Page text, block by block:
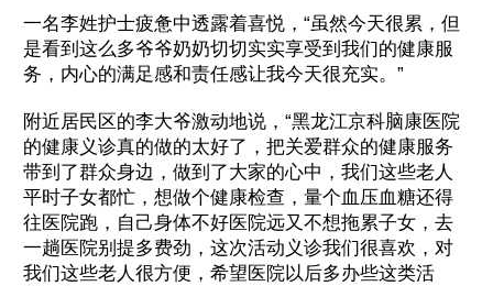
一名李姓护士疲惫中透露着喜悦，“虽然今天很累，但
是看到这么多爷爷奶奶切切实实享受到我们的健康服
务，内心的满足感和责任感让我今天很充实。”
附近居民区的李大爷激动地说，“黑龙江京科脑康医院
的健康义诊真的做的太好了，把关爱群众的健康服务
带到了群众身边，做到了大家的心中，我们这些老人
平时子女都忙，想做个健康检查，量个血压血糖还得
往医院跑，自己身体不好医院远又不想拖累子女，去
一趟医院别提多费劲，这次活动义诊我们很喜欢，对
我们这些老人很方便，希望医院以后多办些这类活